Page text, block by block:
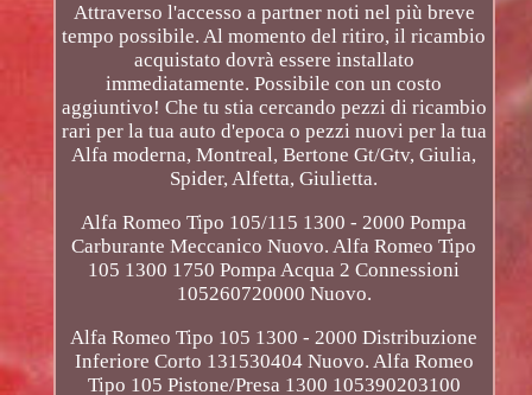
Attraverso l'accesso a partner noti nel più breve
tempo possibile. Al momento del ritiro, il ricambio
acquistato dovrà essere installato
immediatamente. Possibile con un costo
aggiuntivo! Che tu stia cercando pezzi di ricambio
rari per la tua auto d'epoca o pezzi nuovi per la tua
Alfa moderna, Montreal, Bertone Gt/Gtv, Giulia,
Spider, Alfetta, Giulietta.
Alfa Romeo Tipo 105/115 1300 - 2000 Pompa
Carburante Meccanico Nuovo. Alfa Romeo Tipo
105 1300 1750 Pompa Acqua 2 Connessioni
105260720000 Nuovo.
Alfa Romeo Tipo 105 1300 - 2000 Distribuzione
Inferiore Corto 131530404 Nuovo. Alfa Romeo
Tipo 105 Pistone/Presa 1300 105390203100